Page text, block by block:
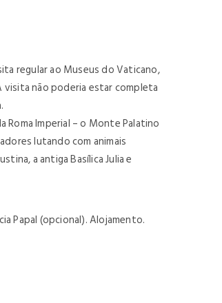
regular ao Museus do Vaticano,
visita não poderia estar com­pleta
Roma Imperial – o Monte Palatino
lutando com animais
a antiga Basílica Julia e
Papal (opcional). Alojamento.